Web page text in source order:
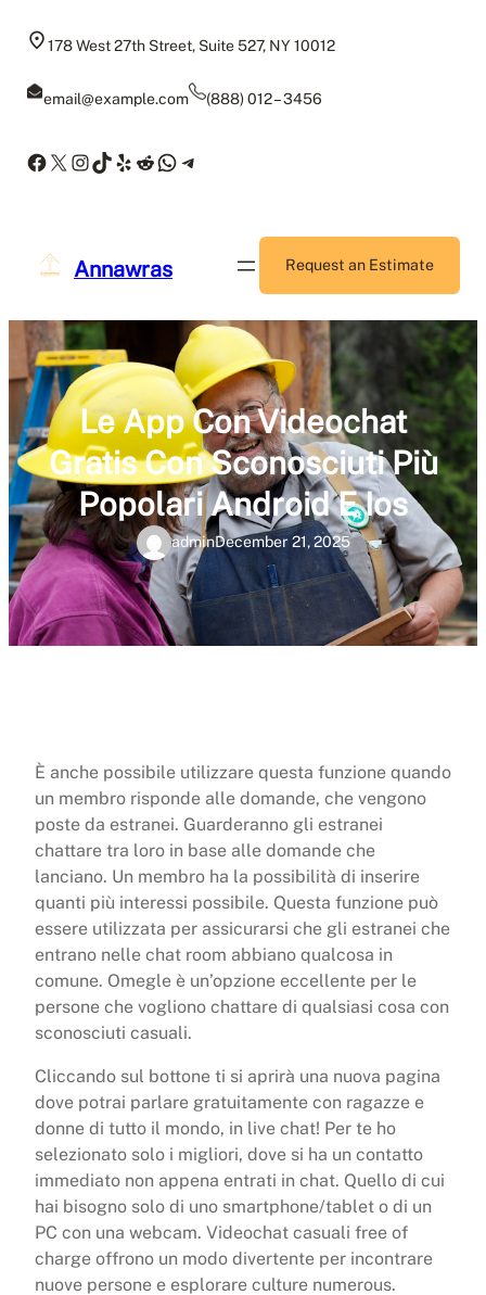
178 West 27th Street, Suite 527, NY 10012
email@example.com (888) 012 – 3456
Facebook
X Instagram
TikTok
Yelp
Reddit
WhatsApp
Telegram
Annawras Request an Estimate
Le App Con Videochat
Gratis Con Sconosciuti Più
Popolari Android E Ios
adminDecember 21, 2025
È anche possibile utilizzare questa funzione quando
un membro risponde alle domande, che vengono
poste da estranei. Guarderanno gli estranei
chattare tra loro in base alle domande che
lanciano. Un membro ha la possibilità di inserire
quanti più interessi possibile. Questa funzione può
essere utilizzata per assicurarsi che gli estranei che
entrano nelle chat room abbiano qualcosa in
comune. Omegle è un’opzione eccellente per le
persone che vogliono chattare di qualsiasi cosa con
sconosciuti casuali.
Cliccando sul bottone ti si aprirà una nuova pagina
dove potrai parlare gratuitamente con ragazze e
donne di tutto il mondo, in live chat! Per te ho
selezionato solo i migliori, dove si ha un contatto
immediato non appena entrati in chat. Quello di cui
hai bisogno solo di uno smartphone/tablet o di un
PC con una webcam. Videochat casuali free of
charge offrono un modo divertente per incontrare
nuove persone e esplorare culture numerous.